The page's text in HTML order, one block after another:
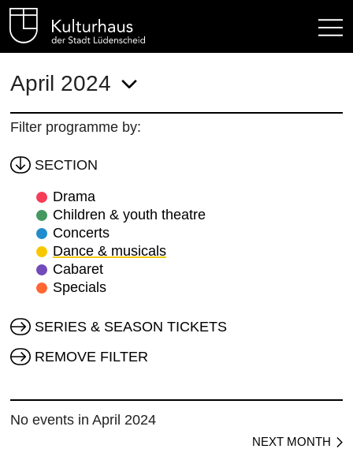
Kulturhaus Lüdenscheid
April 2024
Filter programme by:
SECTION
Drama
Children & youth theatre
Concerts
Dance & musicals
Cabaret
Specials
SERIES & SEASON TICKETS
REMOVE FILTER
No events in April 2024
NEXT MONTH